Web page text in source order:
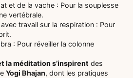
et de la vache : Pour la souplesse
vertébrale.
travail sur la respiration : Pour
: Pour réveiller la colonne
la méditation s’inspirent des
Yogi Bhajan, dont les pratiques